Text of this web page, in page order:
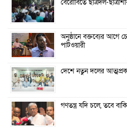
বেরোবিতে ছাত্রদল-
অনুষ্ঠানে বক্তব্যের আগে
পাটওয়ারী
দেশে নতুন দলের
গণতন্ত্র যদি চলে, তবে